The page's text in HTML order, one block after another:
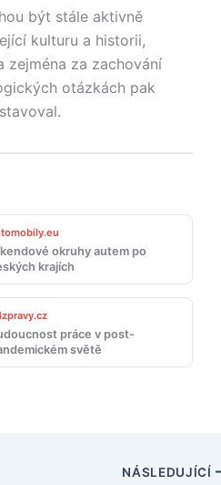
být stále aktivně
kulturu a historii,
zejména za zachování
otázkách pak
okruhy autem po
krajích
práce v post-
světě
NÁSLEDUJÍCÍ